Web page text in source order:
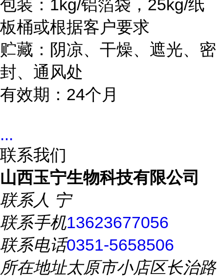
包装：1kg/铝箔袋，25kg/纸
板桶或根据客户要求
贮藏：阴凉、干燥、遮光、密
封、通风处
有效期：24个月
...
联系我们
山西玉宁生物科技有限公司
联系人 宁
联系手机13623677056
联系电话0351-5658506
所在地址太原市小店区长治路